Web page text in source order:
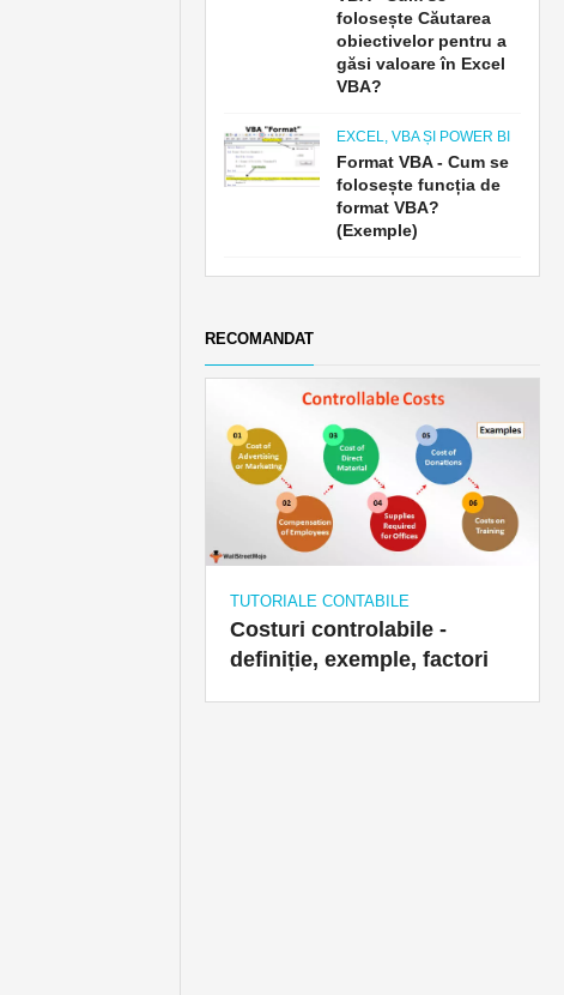
folosește Căutarea
obiectivelor pentru a
găsi valoare în Excel
VBA?
EXCEL, VBA ȘI POWER BI
Format VBA - Cum se
folosește funcția de
format VBA?
(Exemple)
RECOMANDAT
TUTORIALE CONTABILE
Costuri controlabile -
definiție, exemple, factori